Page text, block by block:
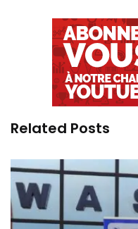
Related Posts